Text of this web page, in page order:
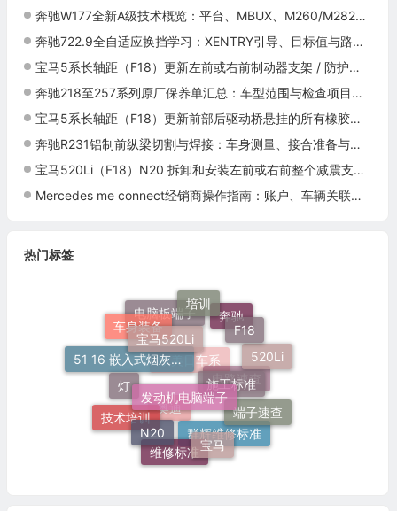
奔驰W177全新A级技术概览：平台、MBUX、M260/M282与7DCT
奔驰722.9全自适应换挡学习：XENTRY引导、目标值与路试确认
宝马5系长轴距（F18）更新左前或右前制动器支架 / 防护板施工与复检标准
奔驰218至257系列原厂保养单汇总：车型范围与检查项目（中）
宝马5系长轴距（F18）更新前部后驱动桥悬挂的所有橡胶支座施工与复检标准
奔驰R231铝制前纵梁切割与焊接：车身测量、接合准备与防腐恢复
宝马520Li（F18）N20 拆卸和安装左前或右前整个减震支柱施工与复检标准
Mercedes me connect经销商操作指南：账户、车辆关联与服务激活
热门标签
奥迪
欧美日车系
电路速查
群辉维修标准
维修标准
技术培训
51 16 嵌入式烟灰缸托架
电脑板端子 奔驰
520Li
端子速查
宝马
N20
灯
车身装备
培训
F18
施工标准
发动机电脑端子
宝马520Li